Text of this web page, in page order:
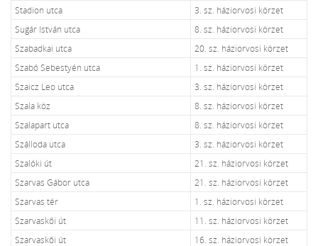
Stadion utca
3. sz. háziorvosi körzet
Sugár István utca
8. sz. háziorvosi körzet
Szabadkai utca
20. sz. háziorvosi körzet
Szabó Sebestyén utca
1. sz. háziorvosi körzet
Szaicz Leo utca
3. sz. háziorvosi körzet
Szala köz
8. sz. háziorvosi körzet
Szalapart utca
8. sz. háziorvosi körzet
Szálloda utca
3. sz. háziorvosi körzet
Szalóki út
21. sz. háziorvosi körzet
Szarvas Gábor utca
21. sz. háziorvosi körzet
Szarvas tér
1. sz. háziorvosi körzet
Szarvaskői út
11. sz. háziorvosi körzet
Szarvaskői út
16. sz. háziorvosi körzet